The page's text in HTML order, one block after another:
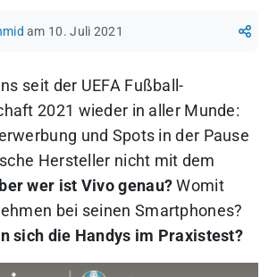
am 10. Juli 2021
seit der UEFA Fußball-
2021 wieder in aller Munde:
und Spots in der Pause
Hersteller nicht mit dem
wer ist Vivo genau? Womit
bei seinen Smartphones?
sich die Handys im Praxistest?